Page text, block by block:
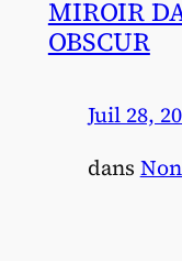
MIROIR
OBSCUR
Juil 28,
dans